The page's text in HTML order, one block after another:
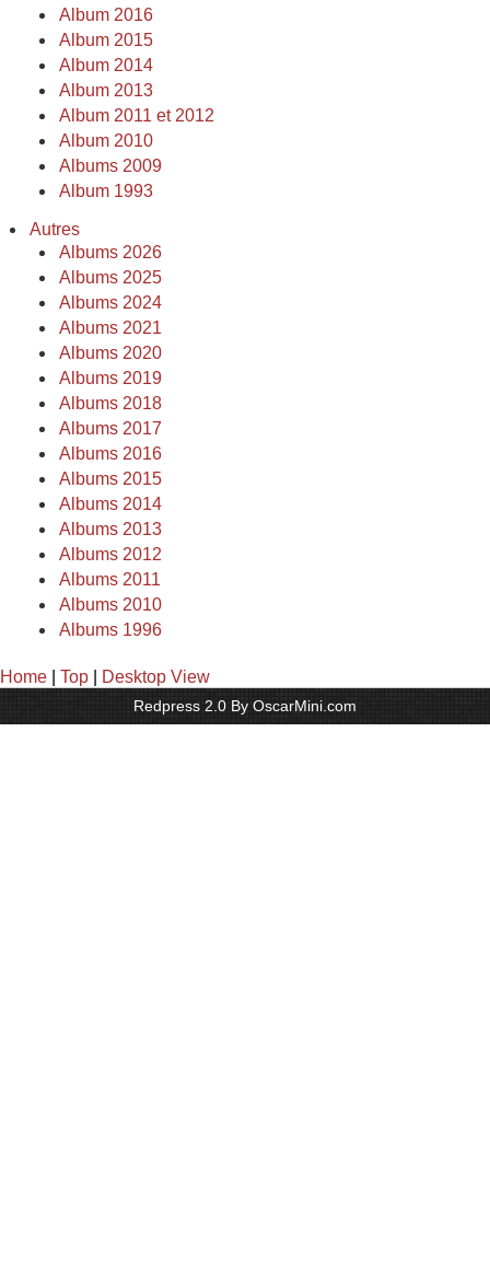
Album 2016
Album 2015
Album 2014
Album 2013
Album 2011 et 2012
Album 2010
Albums 2009
Album 1993
Autres
Albums 2026
Albums 2025
Albums 2024
Albums 2021
Albums 2020
Albums 2019
Albums 2018
Albums 2017
Albums 2016
Albums 2015
Albums 2014
Albums 2013
Albums 2012
Albums 2011
Albums 2010
Albums 1996
Home Top Desktop View
Redpress 2.0 By OscarMini.com